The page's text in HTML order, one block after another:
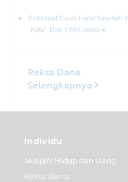
Principal Cash Fund Syariah 2
NAV
IDR 1202.3600
Reksa Dana
Selengkapnya
Individu
Jelajahi Hidup dan Uang
Reksa Dana